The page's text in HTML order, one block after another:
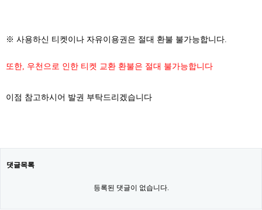
※ 사용하신 티켓이나 자유이용권은 절대 환불 불가능합니다.
또한, 우천으로 인한 티켓 교환 환불은 절대 불가능합니다
이점 참고하시어 발권 부탁드리겠습니다
댓글목록
등록된 댓글이 없습니다.